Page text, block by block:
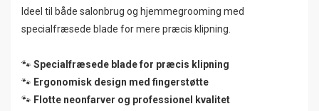
Ideel til både salonbrug og hjemmegrooming med
specialfræsede blade for mere præcis klipning.
🐾 Specialfræsede blade for præcis klipning
🐾 Ergonomisk design med fingerstøtte
🐾 Flotte neonfarver og professionel kvalitet